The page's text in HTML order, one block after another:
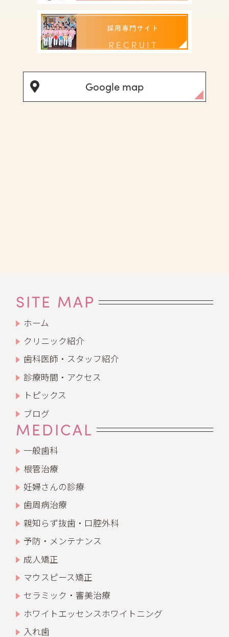
Google map
SITE MAP
ホーム
クリニック紹介
歯科医師・スタッフ紹介
診療時間・アクセス
トピックス
ブログ
MEDICAL
一般歯科
根管治療
妊婦さんの診療
歯周病治療
親知らず抜歯・口腔外科
予防・メンテナンス
成人矯正
マウスピース矯正
セラミック・審美治療
ホワイトエッセンスホワイトニング
入れ歯